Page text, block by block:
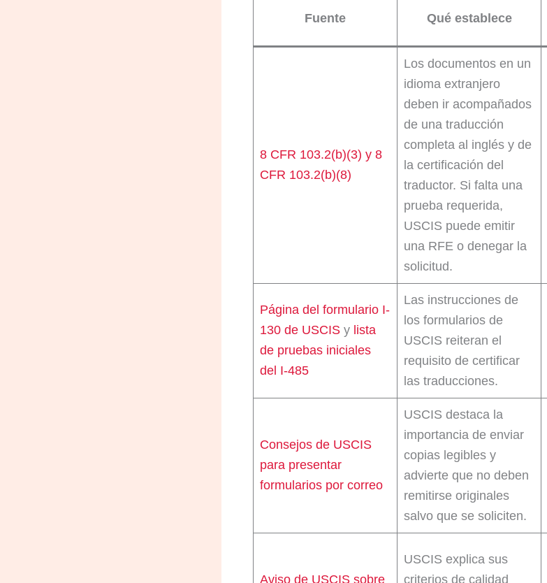
Fuente Qué establece
8 CFR 103.2(b)(3) y 8
CFR 103.2(b)(8)
Los documentos en un
idioma extranjero
deben ir acompañados
de una traducción
completa al inglés y de
la certificación del
traductor. Si falta una
prueba requerida,
USCIS puede emitir
una RFE o denegar la
solicitud.
Página del formulario I-
130 de USCIS y lista
de pruebas iniciales
del I-485
Las instrucciones de
los formularios de
USCIS reiteran el
requisito de certificar
las traducciones.
Consejos de USCIS
para presentar
formularios por correo
USCIS destaca la
importancia de enviar
copias legibles y
advierte que no deben
remitirse originales
salvo que se soliciten.
Aviso de USCIS sobre
USCIS explica sus
criterios de calidad